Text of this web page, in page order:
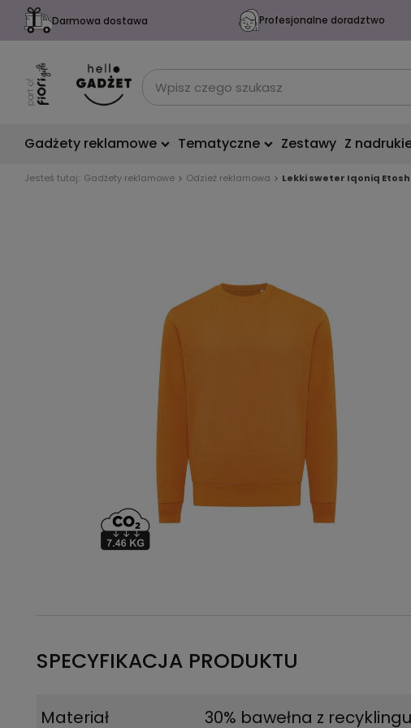
Darmowa dostawa Profesjonalne doradztwo
Gadżety reklamowe Tematyczne Zestawy Z
Jesteś tutaj: Gadżety reklamowe Odzież reklamowa Lekki sweter Iqoniq
SPECYFIKACJA PRODUKTU
Materiał
30% bawełna z